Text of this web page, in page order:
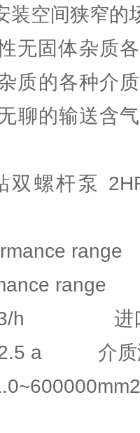
装空间狭窄的
无固体杂质
质的各种介
聊的输送含
螺杆泵
range
range
h 进口
a 介质